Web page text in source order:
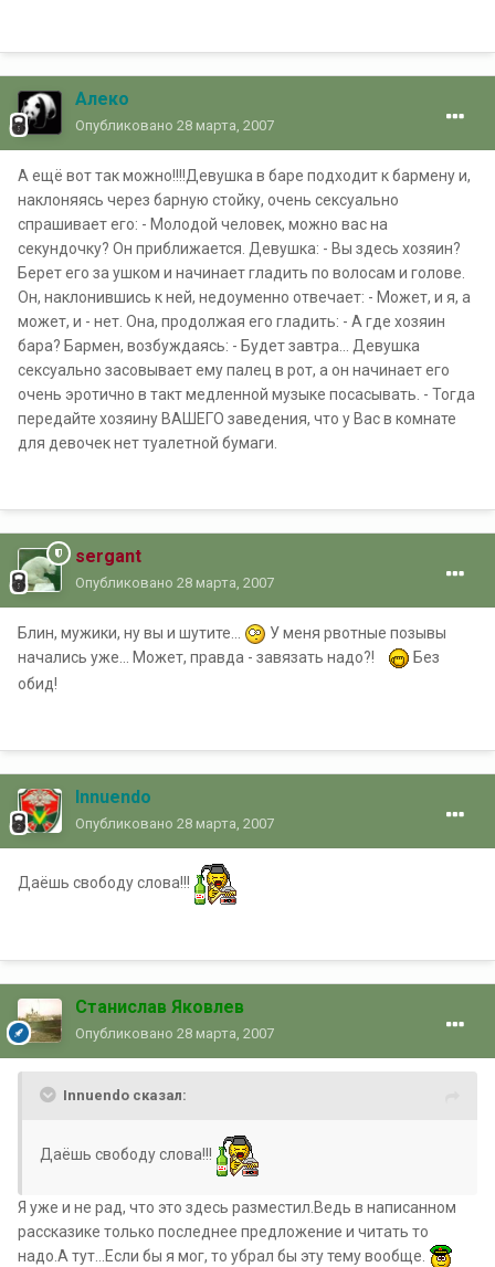
Алеко
Опубликовано 28 марта, 2007
А ещё вот так можно!!!!Девушка в баре подходит к бармену и,
наклоняясь через барную стойку, очень сексуально
спрашивает его: - Молодой человек, можно вас на
секундочку? Он приближается. Девушка: - Вы здесь хозяин?
Берет его за ушком и начинает гладить по волосам и голове.
Он, наклонившись к ней, недоуменно отвечает: - Может, и я, а
может, и - нет. Она, продолжая его гладить: - А где хозяин
бара? Бармен, возбуждаясь: - Будет завтра... Девушка
сексуально засовывает ему палец в рот, а он начинает его
очень эротично в такт медленной музыке посасывать. - Тогда
передайте хозяину ВАШЕГО заведения, что у Вас в комнате
для девочек нет туалетной бумаги.
sergant
Опубликовано 28 марта, 2007
Блин, мужики, ну вы и шутите...
У меня рвотные позывы
начались уже... Может, правда - завязать надо?!
Без
обид!
Innuendo
Опубликовано 28 марта, 2007
Даёшь свободу слова!!!
Станислав Яковлев
Опубликовано 28 марта, 2007
Innuendo сказал:
Даёшь свободу слова!!!
Я уже и не рад, что это здесь разместил.Ведь в написанном
рассказике только последнее предложение и читать то
надо.А тут...Если бы я мог, то убрал бы эту тему вообще.